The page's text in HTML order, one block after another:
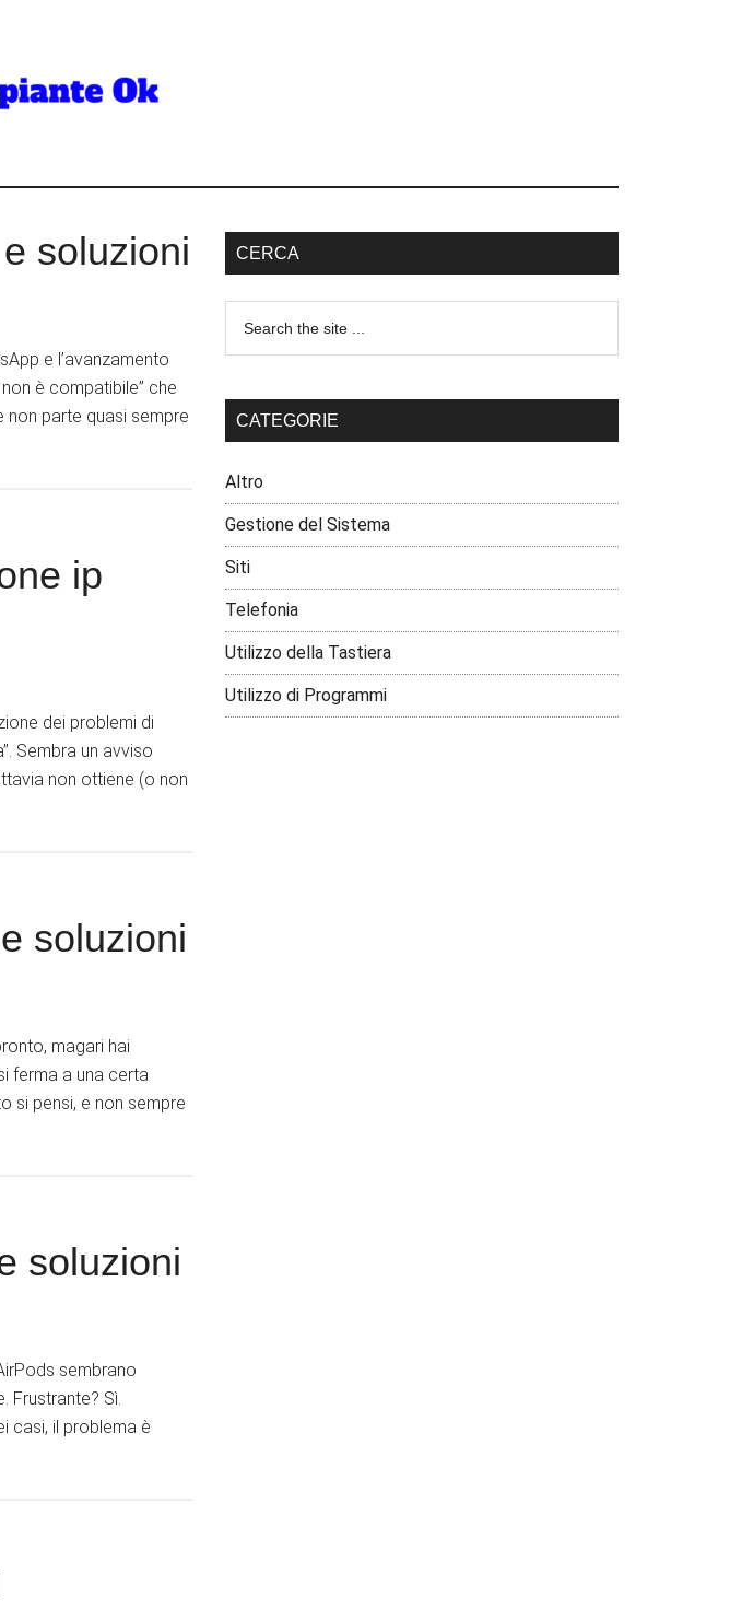
soluzioni
e l’avanzamento
è compatibile” che
non parte quasi sempre
ip
dei problemi di
Sembra un avviso
non ottiene (o non
soluzioni
magari hai
ferma a una certa
si pensi, e non sempre
soluzioni
sembrano
Frustrante? Sì.
casi, il problema è
CERCA
CATEGORIE
Altro
Gestione del Sistema
Siti
Telefonia
Utilizzo della Tastiera
Utilizzo di Programmi